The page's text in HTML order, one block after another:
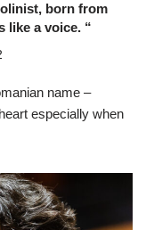
born from
like a voice. “
name –
especially when